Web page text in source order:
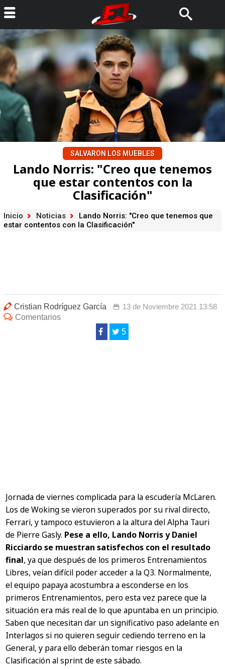
SALVARON LOS MUEBLES
Lando Norris: "Creo que tenemos
que estar contentos con la
Clasificación"
Inicio Noticias
Lando Norris: "Creo que tenemos que
estar contentos con la Clasificación"
Cristian Rodríguez García
13 de Noviembre 2021 13:58
Comentarios
5
Jornada de viernes complicada para la escudería McLaren.
Los de Woking se vieron superados por su rival directo,
Ferrari, y tampoco estuvieron a la altura del Alpha Tauri
de Pierre Gasly. Pese a ello, Lando Norris y Daniel
Ricciardo se muestran satisfechos con el resultado
final, ya que después de los primeros Entrenamientos
Libres, veían difícil poder acceder a la Q3. Normalmente,
el equipo papaya acostumbra a esconderse en los
primeros Entrenamientos, pero esta vez parece que la
situación era más real de lo que apuntaba en un principio.
Saben que necesitan dar un significativo paso adelante en
Interlagos si no quieren seguir cediendo terreno en la
General, y para ello deberán tomar riesgos en la
Clasificación al sprint de este sábado.